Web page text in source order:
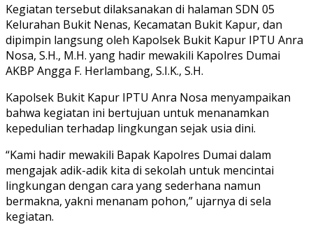
Kegiatan tersebut dilaksanakan di halaman SDN 05
Kelurahan Bukit Nenas, Kecamatan Bukit Kapur, dan
dipimpin langsung oleh Kapolsek Bukit Kapur IPTU Anra
Nosa, S.H., M.H. yang hadir mewakili Kapolres Dumai
AKBP Angga F. Herlambang, S.I.K., S.H.
Kapolsek Bukit Kapur IPTU Anra Nosa menyampaikan
bahwa kegiatan ini bertujuan untuk menanamkan
kepedulian terhadap lingkungan sejak usia dini.
“Kami hadir mewakili Bapak Kapolres Dumai dalam
mengajak adik-adik kita di sekolah untuk mencintai
lingkungan dengan cara yang sederhana namun
bermakna, yakni menanam pohon,” ujarnya di sela
kegiatan.